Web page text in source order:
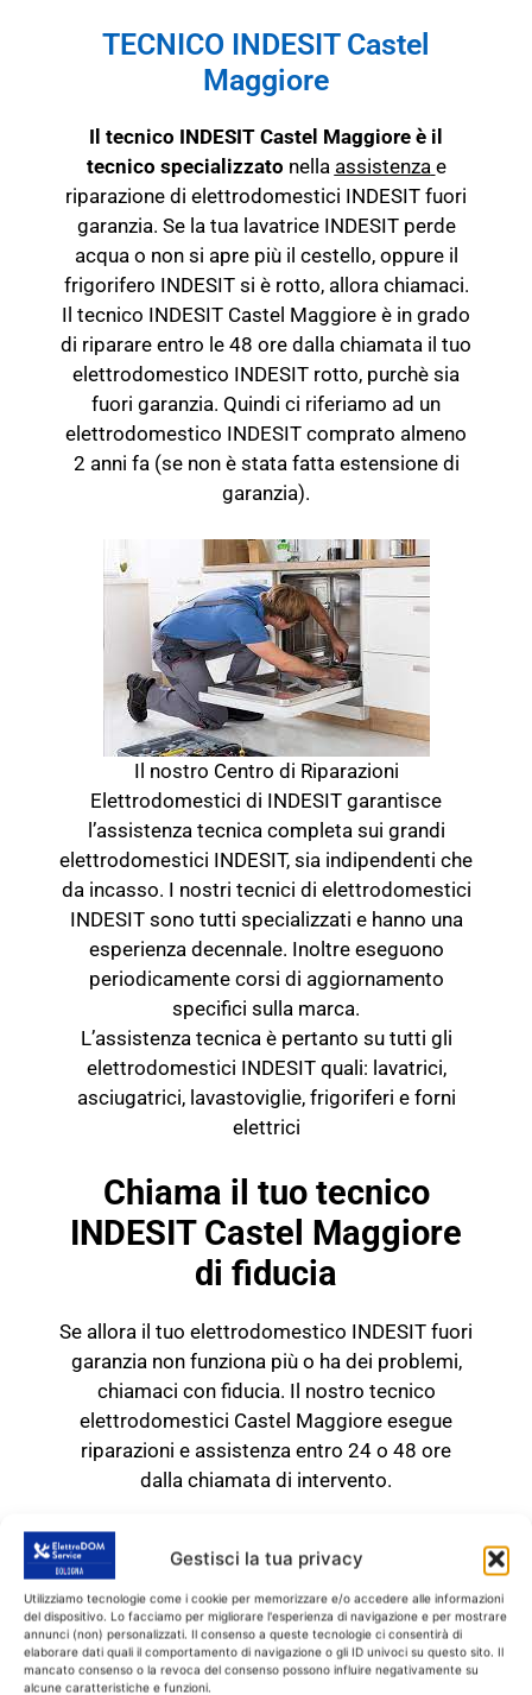
Gestisci la tua privacy
Utilizziamo tecnologie come i cookie per memorizzare e/o accedere alle informazioni
del dispositivo. Lo facciamo per migliorare l'esperienza di navigazione e per mostrare
annunci (non) personalizzati. Il consenso a queste tecnologie ci consentirà di
elaborare dati quali il comportamento di navigazione o gli ID univoci su questo sito. Il
mancato consenso o la revoca del consenso possono influire negativamente su
alcune caratteristiche e funzioni.
TECNICO INDESIT Castel
Maggiore
Il tecnico INDESIT Castel Maggiore è il
tecnico specializzato nella assistenza e
riparazione di elettrodomestici INDESIT fuori
garanzia. Se la tua lavatrice INDESIT perde
acqua o non si apre più il cestello, oppure il
frigorifero INDESIT si è rotto, allora chiamaci.
Il tecnico INDESIT Castel Maggiore è in grado
di riparare entro le 48 ore dalla chiamata il tuo
elettrodomestico INDESIT rotto, purchè sia
fuori garanzia. Quindi ci riferiamo ad un
elettrodomestico INDESIT comprato almeno
2 anni fa (se non è stata fatta estensione di
garanzia).
Il nostro Centro di Riparazioni
Elettrodomestici di INDESIT garantisce
l’assistenza tecnica completa sui grandi
elettrodomestici INDESIT, sia indipendenti che
da incasso. I nostri tecnici di elettrodomestici
INDESIT sono tutti specializzati e hanno una
esperienza decennale. Inoltre eseguono
periodicamente corsi di aggiornamento
specifici sulla marca.
L’assistenza tecnica è pertanto su tutti gli
elettrodomestici INDESIT quali: lavatrici,
asciugatrici, lavastoviglie, frigoriferi e forni
elettrici
Chiama il tuo tecnico
INDESIT Castel Maggiore
di fiducia
Se allora il tuo elettrodomestico INDESIT fuori
garanzia non funziona più o ha dei problemi,
chiamaci con fiducia. Il nostro tecnico
elettrodomestici Castel Maggiore esegue
riparazioni e assistenza entro 24 o 48 ore
dalla chiamata di intervento.
TECNICO INDESIT Castel
Maggiore
RICAMBI CON GARANZIA DI
1 ANNO
Il tecnico INDESIT Castel